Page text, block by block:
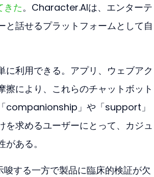
た。Character.AIは、エンターテ
話せるプラットフォームとして自
に利用できる。アプリ、ウェブアク
により、これらのチャットボット
companionship」や「support」
を求めるユーザーにとって、カジュ
ある。
する一方で製品に臨床的検証が欠